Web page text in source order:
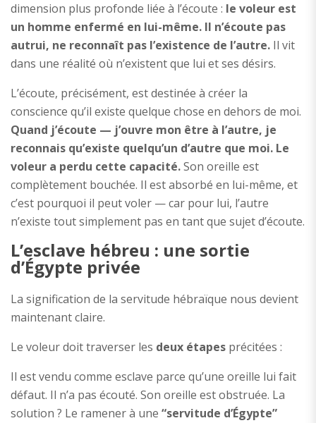
dimension plus profonde liée à l’écoute : le voleur est
un homme enfermé en lui-même. Il n’écoute pas
autrui, ne reconnaît pas l’existence de l’autre. Il vit
dans une réalité où n’existent que lui et ses désirs.
L’écoute, précisément, est destinée à créer la
conscience qu’il existe quelque chose en dehors de moi.
Quand j’écoute — j’ouvre mon être à l’autre, je
reconnais qu’existe quelqu’un d’autre que moi. Le
voleur a perdu cette capacité.Son oreille est
complètement bouchée. Il est absorbé en lui-même, et
c’est pourquoi il peut voler — car pour lui, l’autre
n’existe tout simplement pas en tant que sujet d’écoute.
L’esclave hébreu : une sortie
d’Égypte privée
La signification de la servitude hébraïque nous devient
maintenant claire.
Le voleur doit traverser les deux étapes précitées :
Il est vendu comme esclave parce qu’une oreille lui fait
défaut. Il n’a pas écouté. Son oreille est obstruée. La
solution ? Le ramener à une “servitude d’Égypte”